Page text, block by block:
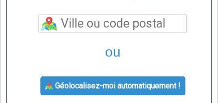
ou
Géolocalisez-moi automatiquement !